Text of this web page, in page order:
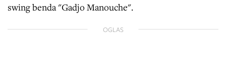
swing benda "Gadjo Manouche".
OGLAS